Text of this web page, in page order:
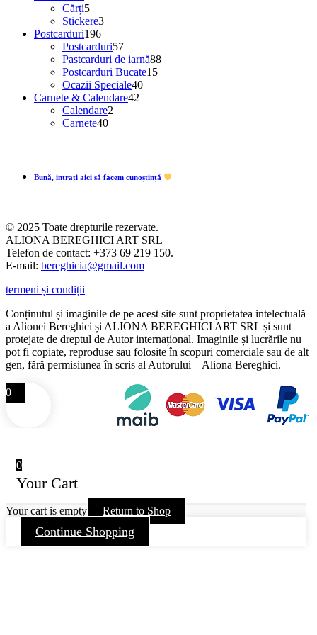
produse
Cărți55
produse
Stickere33
Postcarduri196196
de
produse
Postcarduri5757
de
produse
Pastcarduri de iarnă8888
Postcarduri Bucate1515
Ocazii Speciale4040
Carnete & Calendare42
Calendare2
Carnete4040
Bună, intrați aici să facem cunoștință
© 2025 Toate drepturile rezervate.
ALIONA BEREGHICI ART SRL
Telefon de contact: +373 69 219 150.
E-mail: bereghicia@gmail.com
termeni și condiții
Conținutul și imaginile de pe acest site sunt proprietatea intelectuală
a Alionei Bereghici și ALIONA BEREGHICI ART SRL și sunt
protejate de dreptul de Autor internațional. Imaginile și lucrările nu
pot fi copiate, reproduse sau folosite în scopuri comerciale sau de alt
gen, fără permisiunea în scris al Autorului – Aliona Bereghici.
0
0
Your Cart
Your cart is empty Return to Shop
Continue Shopping